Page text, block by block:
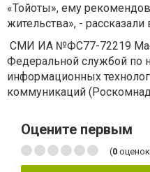
«Тойоты», ему
жительства», - рассказали
СМИ ИА №ФС77-72219
Федеральной службой по
информационных
коммуникаций
Оцените первым
(0